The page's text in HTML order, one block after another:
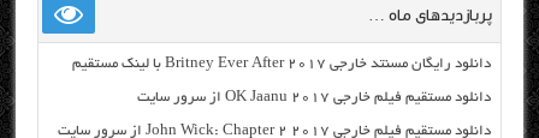
پربازدیدهای ماه …
دانلود رایگان مسنتد خارجی Britney Ever After 2017 با لینک مستقیم
دانلود مستقیم فیلم خارجی OK Jaanu 2017 از سرور سایت
دانلود مستقیم فیلم خارجی John Wick: Chapter 2 2017 از سرور سایت